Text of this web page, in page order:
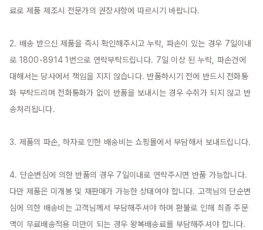
료로 제품 제조시 전문가의 권장사항에 따르시기 바랍니다.
2. 배송 받으신 제품을 즉시 확인해주시고 누락, 파손이 있는 경우 7일이내
로 1800-8914 1번으로 연락부탁드립니다. 7일 이상 된 누락, 파손건에
대해서는 당사에서 책임을 지지 않습니다. 반품하시기 전에 반드시 전화통
화 부탁드리며 전화통화가 없이 반품을 보내시는 경우 수취가 되지 않고 반
송처리됩니다.
3. 제품의 파손, 하자로 인한 배송비는 쇼핑몰에서 부담해서 보내드립니다.
4. 단순변심에 의한 반품의 경우 7일이내로 연락주시면 반품 가능합니다.
다만 제품은 미개봉 및 재판매가 가능한 상태여야 합니다. 고객님의 단순변
심에 의한 배송비는 고객님께서 부담해주셔야 하며 환불로 인해 최종 주문
액이 무료배송적용 미만이 되는 경우 왕복배송료를 부담해주셔야 합니다.